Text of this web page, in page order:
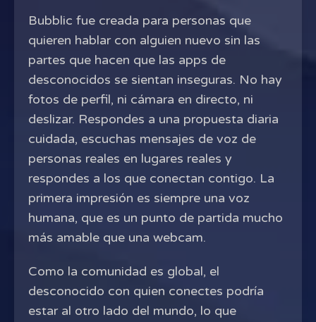
Bubblic fue creada para personas que
quieren hablar con alguien nuevo sin las
partes que hacen que las apps de
desconocidos se sientan inseguras. No hay
fotos de perfil, ni cámara en directo, ni
deslizar. Respondes a una propuesta diaria
cuidada, escuchas mensajes de voz de
personas reales en lugares reales y
respondes a los que conectan contigo. La
primera impresión es siempre una voz
humana, que es un punto de partida mucho
más amable que una webcam.
Como la comunidad es global, el
desconocido con quien conectes podría
estar al otro lado del mundo, lo que